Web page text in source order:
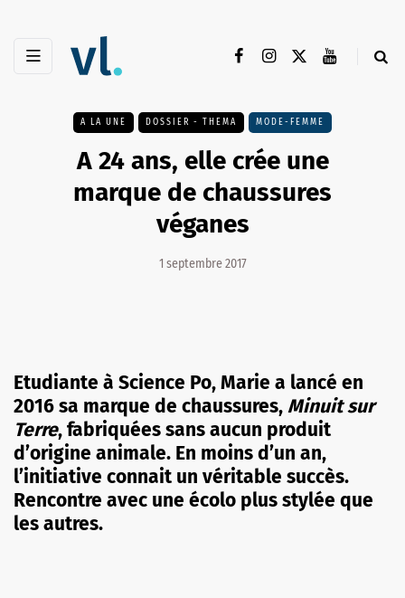
A LA UNE DOSSIER - THEMA MODE-FEMME
A 24 ans, elle crée une
marque de chaussures
véganes
1 septembre 2017
Etudiante à Science Po, Marie a lancé en
2016 sa marque de chaussures,Minuit sur
Terre, fabriquées sans aucun produit
d’origine animale. En moins d’un an,
l’initiative connait un véritable succès.
Rencontre avec une écolo plus stylée que
les autres.